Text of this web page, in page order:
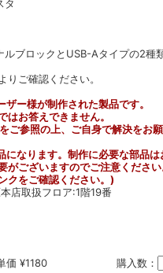
タ
ルブロックとUSB-Aタイプの2種
りご確認ください。
ー様が制作された製品です。
はお答えできません。
ご参照の上、ご自身で解決をお
なります。制作に必要な部品は
がございますのでご注意ください
クをご確認ください。)
店取扱フロア:1階19番
価 ¥1180 購入数：